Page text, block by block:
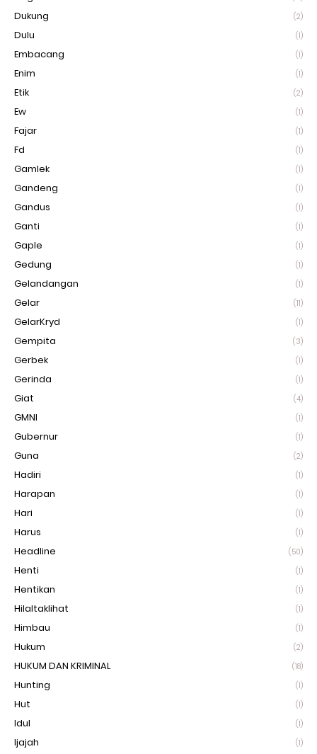
Dukung (2)
Dulu (1)
Embacang (1)
Enim (1)
Etik (2)
Ew (1)
Fajar (1)
Fd (1)
Gamlek (1)
Gandeng (1)
Gandus (1)
Ganti (1)
Gaple (1)
Gedung (1)
Gelandangan (1)
Gelar (11)
GelarKryd (1)
Gempita (3)
Gerbek (1)
Gerinda (1)
Giat (4)
GMNI (1)
Gubernur (1)
Guna (2)
Hadiri (1)
Harapan (1)
Hari (1)
Harus (1)
Headline (50)
Henti (1)
Hentikan (1)
Hilaltaklihat (1)
Himbau (1)
Hukum (2)
HUKUM DAN KRIMINAL (18)
Hunting (1)
Hut (1)
Idul (1)
Ijajah (1)